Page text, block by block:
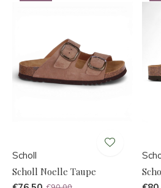
Scholl
Scholl Noelle Taupe